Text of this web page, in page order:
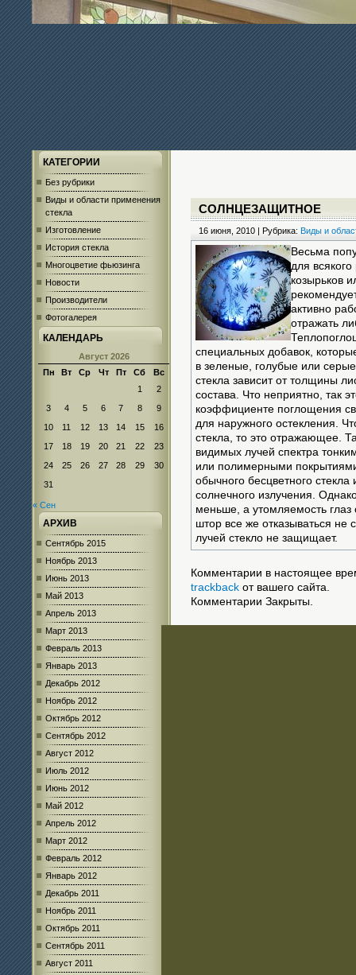
КАТЕГОРИИ
Без рубрики
Виды и области применения
стекла
Изготовление
История стекла
Многоцветие фьюзинга
Новости
Производители
Фотогалерея
КАЛЕНДАРЬ
Август 2026
Пн
Вт Ср Чт Пт Сб
Вс
1
2
3
4 5 6 7 8
9
10
11 12 13 14 15
16
17
18 19 20 21 22
23
24
25 26 27 28 29
30
31
« Сен
АРХИВ
Сентябрь 2015
Ноябрь 2013
Июнь 2013
Май 2013
Апрель 2013
Март 2013
Февраль 2013
Январь 2013
Декабрь 2012
Ноябрь 2012
Октябрь 2012
Сентябрь 2012
Август 2012
Июль 2012
Июнь 2012
Май 2012
Апрель 2012
Март 2012
Февраль 2012
Январь 2012
Декабрь 2011
Ноябрь 2011
Октябрь 2011
Сентябрь 2011
Август 2011
СОЛНЦЕЗАЩИТНОЕ
16 июня, 2010 | Рубрика: Виды и
Весьма
для
козырьков
активно
отражать
специальных добавок,
в зеленые, голубые или
стекла зависит от толщины
состава. Что неприятно, так
коэффициенте поглощения
для наружного остекления.
стекла, то это отражающее.
видимых лучей спектра
или полимерными
обычного бесцветного
солнечного излучения.
меньше, а утомляемость
штор все же отказываться не
лучей стекло не защищает.
Комментарии в настоящее
trackback от вашего сайта.
Комментарии Закрыты.